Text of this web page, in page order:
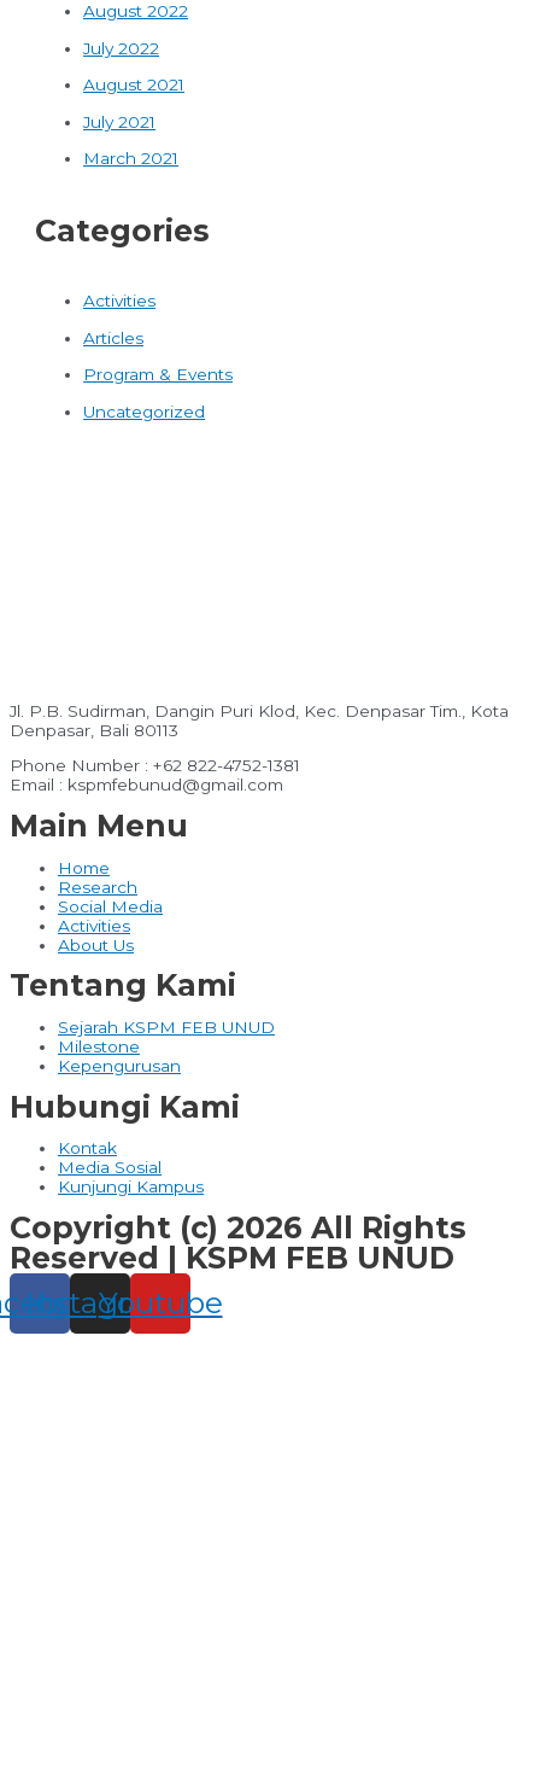
August 2022
July 2022
August 2021
July 2021
March 2021
Categories
Activities
Articles
Program & Events
Uncategorized
Jl. P.B. Sudirman, Dangin Puri Klod, Kec. Denpasar Tim., Kota
Denpasar, Bali 80113
Phone Number : +62 822-4752-1381
Email : kspmfebunud@gmail.com
Main Menu
Home
Research
Social Media
Activities
About Us
Tentang Kami
Sejarah KSPM FEB UNUD
Milestone
Kepengurusan
Hubungi Kami
Kontak
Media Sosial
Kunjungi Kampus
Copyright (c) 2026 All Rights
Reserved | KSPM FEB UNUD
Instagram
Youtube